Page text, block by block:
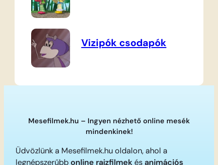
Vizipók csodapók
Mesefilmek.hu – Ingyen nézhető online mesék
mindenkinek!
Üdvözlünk a Mesefilmek.hu oldalon, ahol a
legnépszerűbbonline rajzfilmekésanimációs